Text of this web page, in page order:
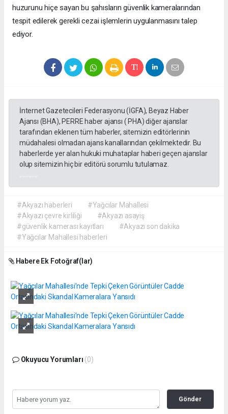
huzurunu hiçe sayan bu şahısların güvenlik kameralarından
tespit edilerek gerekli cezai işlemlerin uygulanmasını talep
ediyor.
İnternet Gazetecileri Federasyonu (İGFA), Beyaz Haber
Ajansı (BHA), PERRE haber ajansı ( PHA) diğer ajanslar
tarafından eklenen tüm haberler, sitemizin editörlerinin
müdahalesi olmadan ajans kanallarından çekilmektedir. Bu
haberlerde yer alan hukuki muhataplar haberi geçen ajanslar
olup sitemizin hiç bir editörü sorumlu tutulamaz.
#Akyazı haberleri
#Yağcılar Mahallesi
#Akyazı çevre kirliliği
#Akyazı asayiş
#güvenlik kamerası kayıtları
#Akyazı son dakika
#Yağcılar Mahallesi haberleri
Habere Ek Fotoğraf(lar)
Okuyucu Yorumları (0)
Gönder